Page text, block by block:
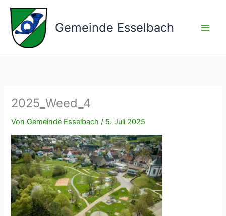
Zum
Inhalt
springen
Gemeinde Esselbach
2025_Weed_4
VonGemeinde Esselbach/ 5. Juli 2025